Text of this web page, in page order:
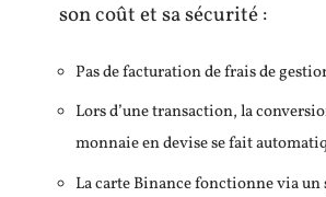
son coût et sa sécurité :
Pas de facturation de frais de
Lors d’une transaction, la
monnaie en devise se fait
La carte Binance fonctionne via un